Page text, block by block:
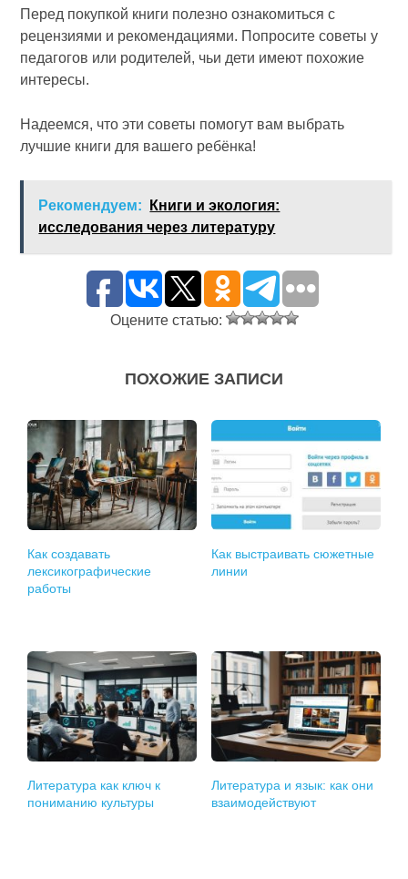
Перед покупкой книги полезно ознакомиться с
рецензиями и рекомендациями. Попросите советы у
педагогов или родителей, чьи дети имеют похожие
интересы.
Надеемся, что эти советы помогут вам выбрать
лучшие книги для вашего ребёнка!
Рекомендуем:
Книги и экология:
исследования через литературу
Оцените статью:
ПОХОЖИЕ ЗАПИСИ
Как создавать
лексикографические
работы
Как выстраивать сюжетные
линии
Литература как ключ к
пониманию культуры
Литература и язык: как они
взаимодействуют